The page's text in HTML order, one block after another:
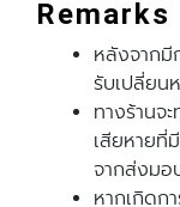
Remarks
หลังจากมี
รับเปลี่ยน
ทางร้านจ
เสียหายที่
จากส่งมอ
หากเกิดก